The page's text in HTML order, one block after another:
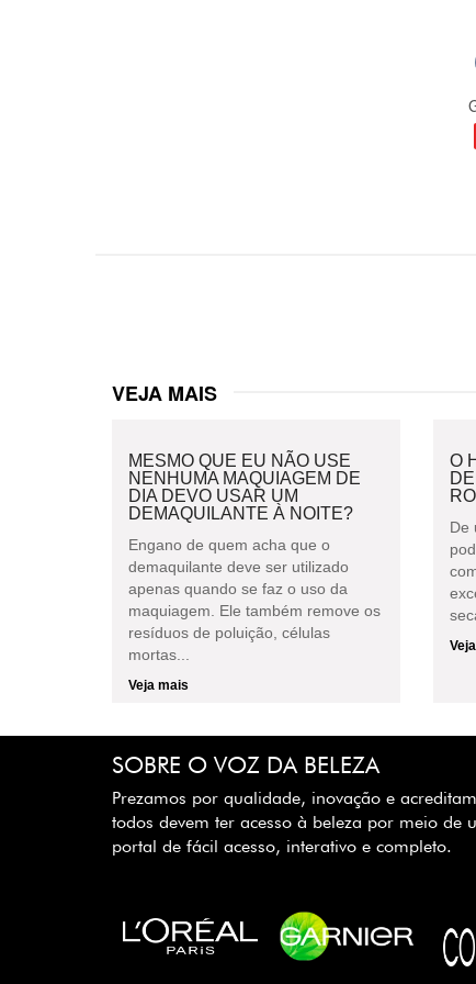
VEJA MAIS
MESMO QUE EU NÃO USE
NENHUMA MAQUIAGEM DE
DIA DEVO USAR UM
DEMAQUILANTE À NOITE?
Engano de quem acha que o
demaquilante deve ser utilizado
apenas quando se faz o uso da
maquiagem. Ele também remove os
resíduos de poluição, células
mortas...
Veja mais
O
De
SOBRE O VOZ DA BELEZA
Prezamos por qualidade, inovação e
todos devem ter acesso à beleza por meio de
portal de fácil acesso, interativo e completo.